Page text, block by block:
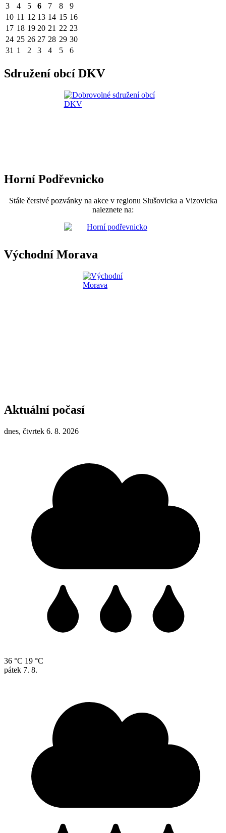
3
4 5 6 7 8
9
10 11 12 13 14 15 16
17 18 19 20 21 22 23
24 25 26 27 28 29 30
31 1 2 3 4 5 6
Sdružení obcí DKV
Horní Podřevnicko
Stále čerstvé pozvánky na akce v regionu Slušovicka a Vizovicka
naleznete na:
Východní Morava
Aktuální počasí
dnes, čtvrtek 6. 8. 2026
36 °C 19 °C
pátek 7. 8.